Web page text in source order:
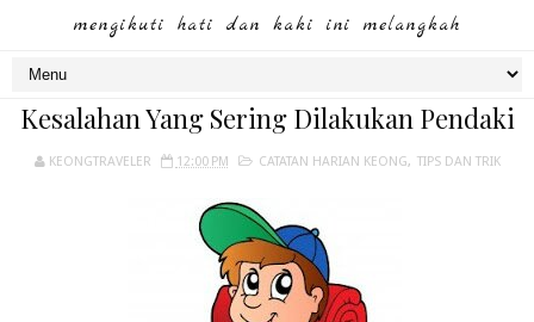
mengikuti hati dan kaki ini melangkah
Kesalahan Yang Sering Dilakukan Pendaki
KEONGTRAVELER 12:00 PM CATATAN HARIAN KEONG, TIPS DAN TRIK